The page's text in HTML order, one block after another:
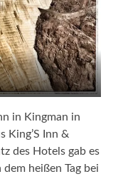
in Kingman in
King’S Inn &
des Hotels gab es
heißen Tag bei